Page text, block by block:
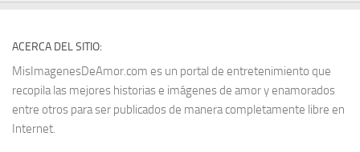
ACERCA DEL SITIO:
MisImagenesDeAmor.com es un portal de entretenimiento que
recopila las mejores historias e imágenes de amor y enamorados
entre otros para ser publicados de manera completamente libre en
Internet.